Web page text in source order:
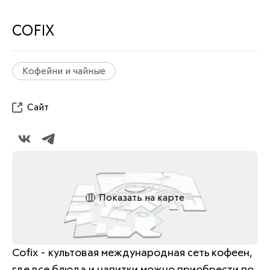
COFIX
Кофейни и чайные
Сайт
Показать на карте
Сofix - культовая международная сеть кофеен,